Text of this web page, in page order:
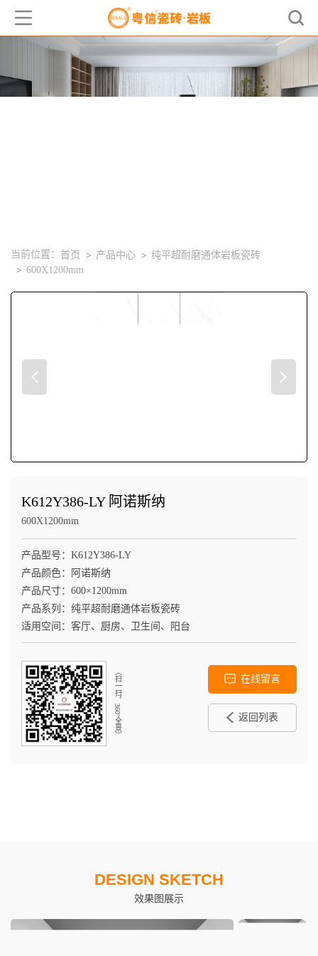
当前位置： 首页 产品中心
纯平超耐磨通体岩板瓷砖
600X1200mm
K612Y386-LY 阿诺斯纳
600X1200mm
产品型号：K612Y386-LY
产品颜色：阿诺斯纳
产品尺寸：600×1200mm
产品系列：纯平超耐磨通体岩板瓷砖
适用空间：客厅、厨房、卫生间、阳台
（扫一扫，360°全景） 在线留言
返回列表
DESIGN SKETCH
效果图展示